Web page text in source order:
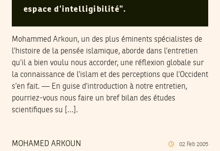
espace d’intelligibilité”.
Mohammed Arkoun, un des plus éminents spécialistes de
l’histoire de la pensée islamique, aborde dans l’entretien
qu’il a bien voulu nous accorder, une réflexion globale sur
la connaissance de l’islam et des perceptions que l’Occident
s’en fait. — En guise d’introduction à notre entretien,
pourriez-vous nous faire un bref bilan des études
scientifiques su […].
MOHAMED ARKOUN 02 Feb 2005